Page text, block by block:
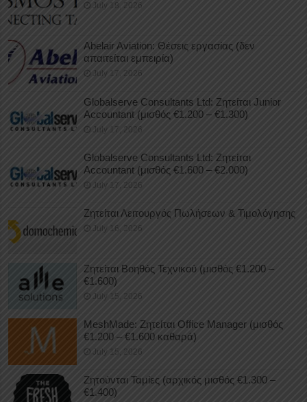
July 18, 2026
Abelair Aviation: Θέσεις εργασίας (δεν
απαιτείται εμπειρία)
July 17, 2026
Globalserve Consultants Ltd: Ζητείται Junior
Accountant (μισθός €1.200 – €1.300)
July 17, 2026
Globalserve Consultants Ltd: Ζητείται
Accountant (μισθός €1.600 – €2.000)
July 17, 2026
Ζητείται Λειτουργός Πωλήσεων & Τιμολόγησης
July 16, 2026
Ζητείται Βοηθός Τεχνικού (μισθός €1.200 –
€1.600)
July 15, 2026
MeshMade: Ζητείται Office Manager (μισθός
€1.200 – €1.600 καθαρά)
July 15, 2026
Ζητούνται Ταμίες (αρχικός μισθός €1.300 –
€1.400)